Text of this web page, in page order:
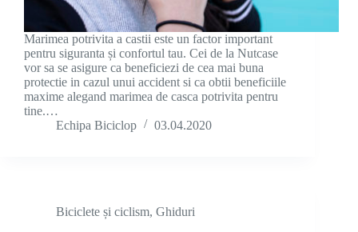
Marimea potrivita a castii este un factor important
pentru siguranta și confortul tau. Cei de la Nutcase
vor sa se asigure ca beneficiezi de cea mai buna
protectie in cazul unui accident si ca obtii beneficiile
maxime alegand marimea de casca potrivita pentru
tine.…
Echipa Biciclop
03.04.2020
Biciclete și ciclism, Ghiduri